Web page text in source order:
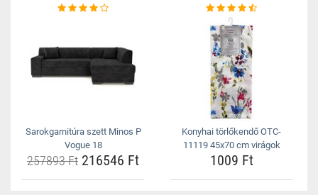
Sarokgarnitúra szett Minos P
Vogue 18
257893 Ft 216546 Ft
Konyhai törlőkendő OTC-
11119 45x70 cm virágok
1009 Ft